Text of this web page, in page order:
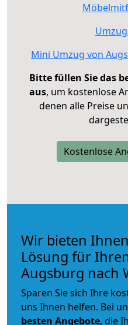
Mini Umzug von
Bitte füllen Sie das
aus, um kostenlose
denen alle Preise
Kostenlose
Wir bieten
Lösung für
Augsburg nach
Sparen Sie sich Ihre
uns Ihnen helfen. Bei
besten Angebote, die